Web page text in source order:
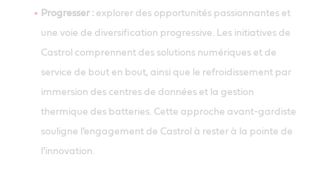
Progresser : explorer des opportunités passionnantes et
une voie de diversification progressive. Les initiatives de
Castrol comprennent des solutions numériques et de
service de bout en bout, ainsi que le refroidissement par
immersion des centres de données et la gestion
thermique des batteries. Cette approche avant-gardiste
souligne l’engagement de Castrol à rester à la pointe de
l’innovation.